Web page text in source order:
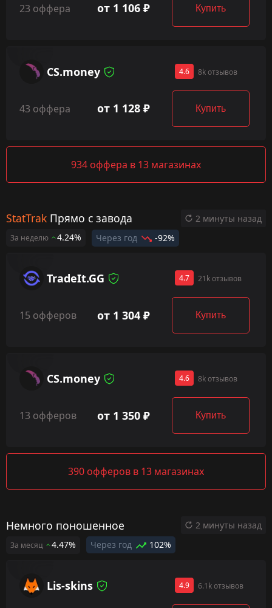
23 оффера от 1 106 ₽ Купить
CS.money 4.6 8k отзывов
43 оффера от 1 128 ₽ Купить
934 оффера в 13 магазинах
StatTrak Прямо с завода
За неделю 4.24% Через год -92%
2 минуты назад
TradeIt.GG 4.7 21k отзывов
15 офферов от 1 304 ₽ Купить
CS.money 4.6 8k отзывов
13 офферов от 1 350 ₽ Купить
390 офферов в 13 магазинах
Немного поношенное
За месяц 4.47% Через год 102%
2 минуты назад
Lis-skins 4.9 6.1k отзывов